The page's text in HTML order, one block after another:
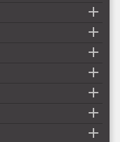






